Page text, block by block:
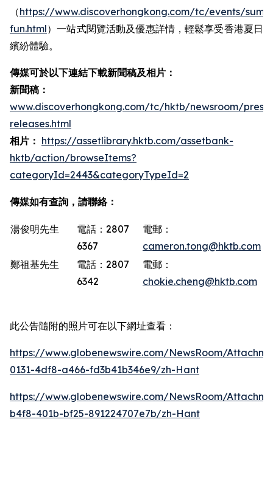
（https://www.discoverhongkong.com/tc/events/
fun.html）一站式閱覽活動及優惠詳情，輕鬆享受香港夏日
繽紛體驗。
傳媒可於以下連結下載新聞稿及相片：
新聞稿：
www.discoverhongkong.com/tc/hktb/newsroom/press-
releases.html
相片： https://assetlibrary.hktb.com/assetbank-
hktb/action/browseItems?
categoryId=2443&categoryTypeId=2
傳媒如有查詢，請聯絡：
湯俊明先生
電話：2807
6367
電郵：
cameron.tong@hktb.com
鄭祖基先生
電話：2807
6342
電郵：
chokie.cheng@hktb.com
此公告隨附的照片可在以下網址查看：
https://www.globenewswire.com/NewsRoom/
0131-4df8-a466-fd3b41b346e9/zh-Hant
https://www.globenewswire.com/NewsRoom/
b4f8-401b-bf25-891224707e7b/zh-Hant